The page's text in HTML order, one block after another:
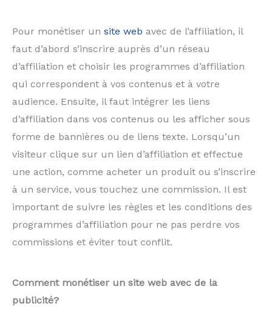
Pour monétiser un site web avec de l’affiliation, il
faut d’abord s’inscrire auprès d’un réseau
d’affiliation et choisir les programmes d’affiliation
qui correspondent à vos contenus et à votre
audience. Ensuite, il faut intégrer les liens
d’affiliation dans vos contenus ou les afficher sous
forme de bannières ou de liens texte. Lorsqu’un
visiteur clique sur un lien d’affiliation et effectue
une action, comme acheter un produit ou s’inscrire
à un service, vous touchez une commission. Il est
important de suivre les règles et les conditions des
programmes d’affiliation pour ne pas perdre vos
commissions et éviter tout conflit.
Comment monétiser un site web avec de la
publicité?